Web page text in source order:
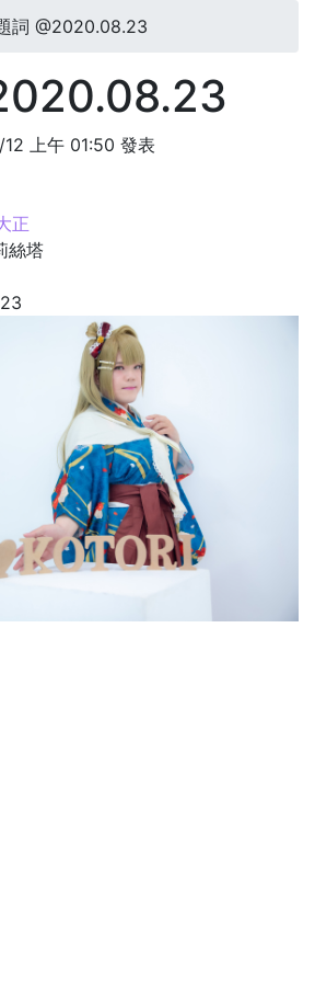
詞 @2020.08.23
上午 01:50 發表
正
絲塔